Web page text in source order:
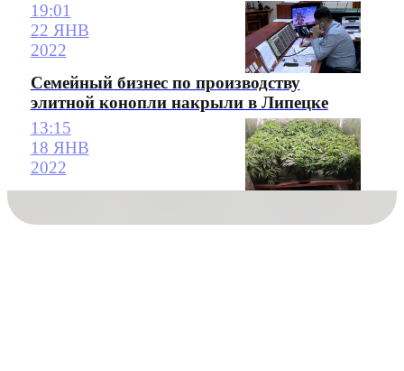
19:01
22 ЯНВ
2022
Семейный бизнес по производству
элитной конопли накрыли в Липецке
13:15
18 ЯНВ
2022